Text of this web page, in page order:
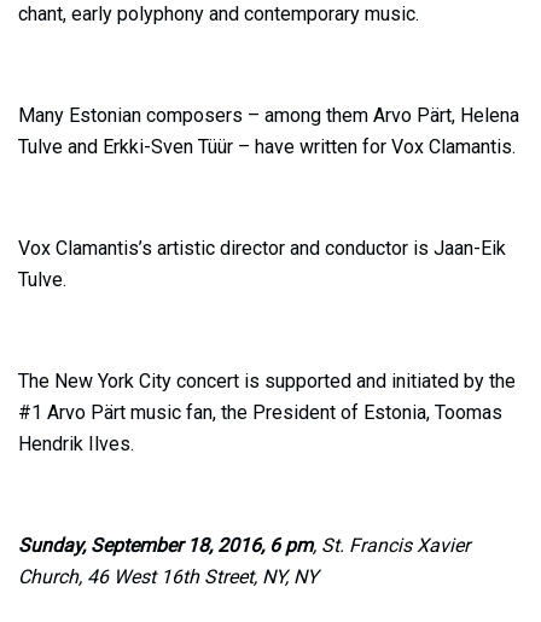
chant, early polyphony and contemporary music.
Many Estonian composers – among them Arvo Pärt, Helena
Tulve and Erkki-Sven Tüür – have written for Vox Clamantis.
Vox Clamantis’s artistic director and conductor is Jaan-Eik
Tulve.
The New York City concert is supported and initiated by the
#1 Arvo Pärt music fan, the President of Estonia, Toomas
Hendrik Ilves.
Sunday, September 18, 2016, 6 pm, St. Francis Xavier
Church, 46 West 16th Street, NY, NY